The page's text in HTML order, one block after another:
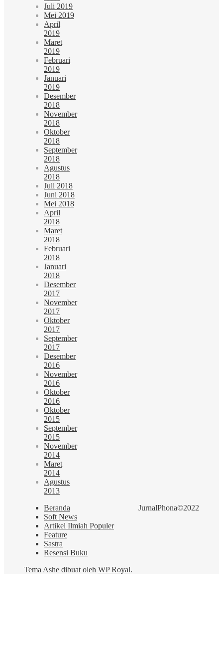
Juli 2019
Mei 2019
April
2019
Maret
2019
Februari
2019
Januari
2019
Desember
2018
November
2018
Oktober
2018
September
2018
Agustus
2018
Juli 2018
Juni 2018
Mei 2018
April
2018
Maret
2018
Februari
2018
Januari
2018
Desember
2017
November
2017
Oktober
2017
September
2017
Desember
2016
November
2016
Oktober
2016
Oktober
2015
September
2015
November
2014
Maret
2014
Agustus
2013
JurnalPhona©2022
Beranda
Soft News
Artikel Ilmiah Populer
Feature
Sastra
Resensi Buku
Tema Ashe dibuat oleh WP Royal.